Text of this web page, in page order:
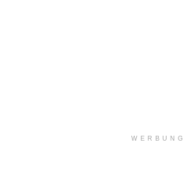
WERBUNG